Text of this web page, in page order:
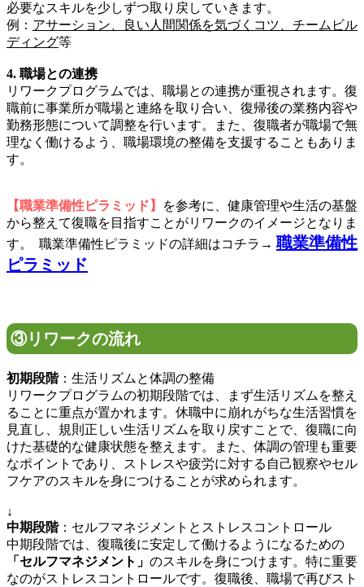
必要なスキルを少しずつ取り戻していきます。
例： アサーション、良い人間関係を気づくコツ、チームビル
ディング等
4. 職場との連携
リワークプログラムでは、職場との連携が重視されます。復
職前に事業所が職場と連絡を取り合い、復帰後の業務内容や
勤務形態について調整を行います。また、復職者が職場で無
理なく働けるよう、職場環境の整備を支援することもありま
す。
【職業準備性ピラミッド】
を参考に、健康管理や生活の基盤
から整えて復職を目指すことがリワークのイメージとなりま
す。
職業準備性ピラミッドの詳細はコチラ→ 職業準備性
ピラミッド
③リワークの流れ
初期段階：生活リズムと体調の整備
リワークプログラムの初期段階では、まず生活リズムを整え
ることに重点が置かれます。休職中に崩れがちな生活習慣を
見直し、規則正しい生活リズムを取り戻すことで、復職に向
けた基礎的な健康状態を整えます。また、体調の管理も重要
なポイントであり、ストレスや疲労に対する自己観察やセル
フケアのスキルを身につけることが求められます。
↓
中期段階：セルフマネジメントとストレスコントロール
中期段階では、復職後に安定して働けるようになるための
「セルフマネジメント」 のスキルを身につけます。特に重要
なのがストレスコントロールです。復職後、職場で再びスト